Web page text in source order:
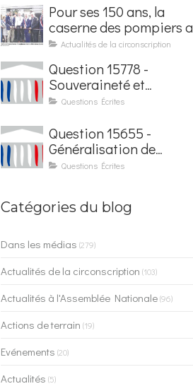
Pour ses 150 ans, la
caserne des pompiers a
été rénovée et baptisée
Courseaux
Actualités de la circonscription
Question 15778 -
Souveraineté et
sécurisation de la
Questions Écrites
Question 15655 -
Généralisation de
l'application France
Questions Écrites
Catégories du blog
Dans les médias (279)
Actualités de la circonscription (103)
Actualités à l'Assemblée Nationale(96)
Actions de terrain (19)
Evénements (20)
Actualités (5)